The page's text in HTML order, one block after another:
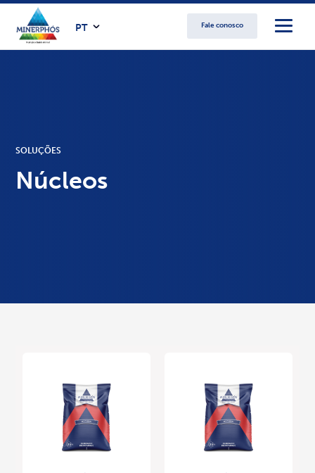
Fale conosco
PT
SOLUÇÕES
Núcleos